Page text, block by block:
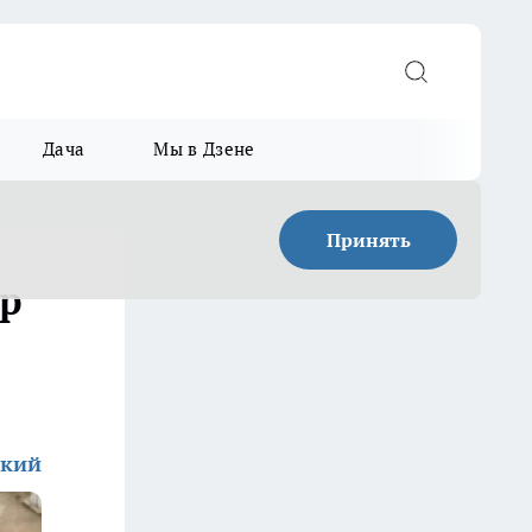
Дача Мы в Дзене
Принять